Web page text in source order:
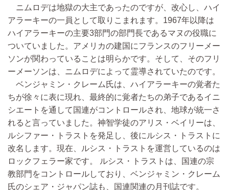
ニムロデは地獄の大主であったのですが、改心し、ハイ
アラーキーの一員として取りこまれます。1967年以降は
ハイアラーキーの主要3部門の部門長であるマヌの役職に
ついていました。アメリカの建国にフランスのフリーメー
ソンが関わっていることは明らかです。そして、そのフリ
ーメーソンは、ニムロデによって霊導されていたのです。
ベンジャミン・クレーム氏は、ハイアラーキーの覚者た
ちが徐々に表に現れ、最終的に覚者たちの弟子であるイニ
シエートを通して国連がコントロールされ、地球が統一さ
れると言っていました。神智学徒のアリス・ベイリーは、
ルシファー・トラストを発足し、後にルシス・トラストに
改名します。現在、ルシス・トラストを運営しているのは
ロックフェラー家です。 ルシス・トラストは、国連の宗
教部門をコントロールしており、ベンジャミン・クレーム
氏のシェア・ジャパン誌も、国連関連の月刊誌です。